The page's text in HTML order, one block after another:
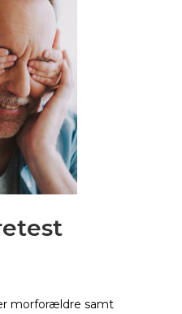
morforældre samt